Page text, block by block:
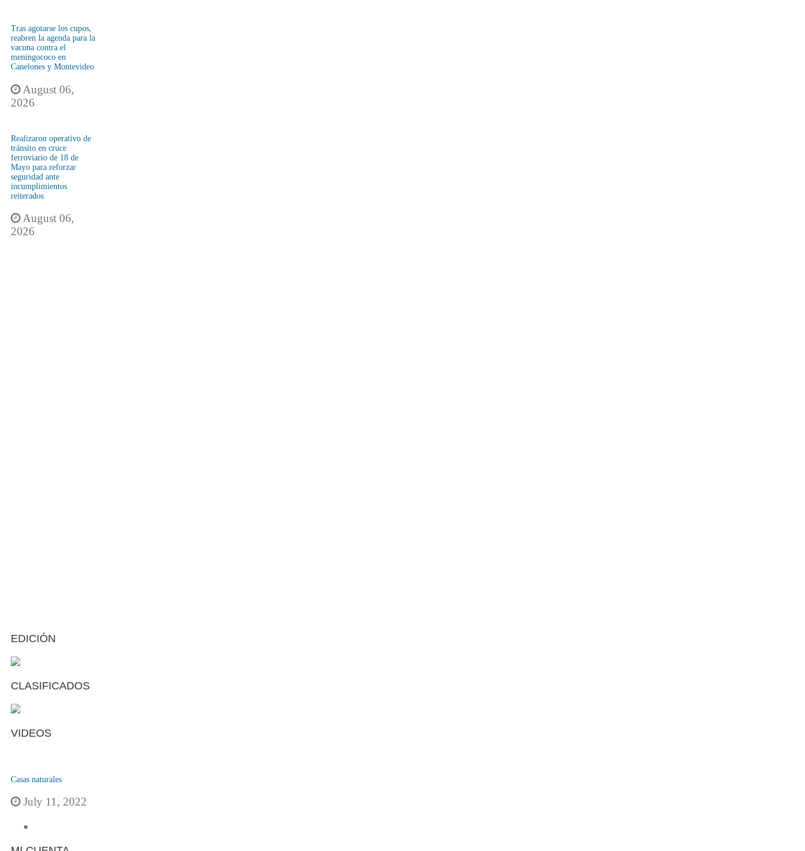
Tras agotarse los cupos,
reabren la agenda para la
vacuna contra el
meningococo en
Canelones y Montevideo
August 06,
2026
Realizaron operativo de
tránsito en cruce
ferroviario de 18 de
Mayo para reforzar
seguridad ante
incumplimientos
reiterados
August 06,
2026
EDICIÓN
CLASIFICADOS
VIDEOS
Casas naturales
July 11, 2022